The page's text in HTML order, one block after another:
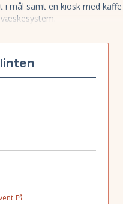
i mål samt en kiosk med kaffe
Trappespurten går